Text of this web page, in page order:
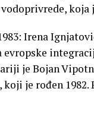
koja
Irena
je Bojan
je rođen 1982.